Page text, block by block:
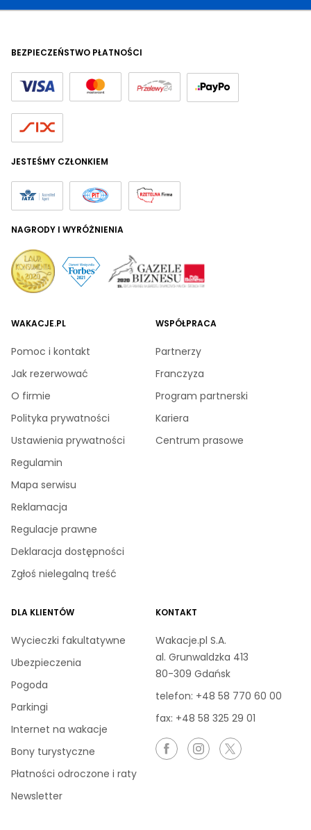
WAKACJE.PL
Pomoc i kontakt
Jak rezerwować
O firmie
Polityka prywatności
Ustawienia prywatności
Regulamin
Mapa serwisu
Reklamacja
Regulacje prawne
Deklaracja dostępności
Zgłoś nielegalną treść
WSPÓŁPRACA
Partnerzy
Franczyza
Program partnerski
Kariera
Centrum prasowe
DLA KLIENTÓW
Wycieczki fakultatywne
Ubezpieczenia
Pogoda
Parkingi
Internet na wakacje
Bony turystyczne
Płatności odroczone i raty
Newsletter
KONTAKT
Wakacje.pl S.A.
al. Grunwaldzka 413
80-309 Gdańsk
telefon: +48 58 770 60 00
fax: +48 58 325 29 01
BEZPIECZEŃSTWO PŁATNOŚCI
JESTEŚMY CZŁONKIEM
NAGRODY I WYRÓŻNIENIA